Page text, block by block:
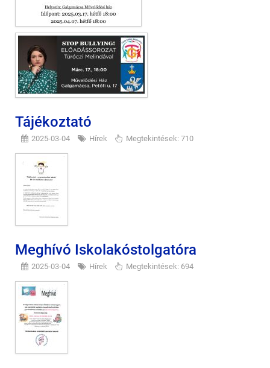
Tájékoztató
2025-03-04 Hírek Megtekintések: 710
Meghívó Iskolakóstolgatóra
2025-03-04 Hírek Megtekintések: 694